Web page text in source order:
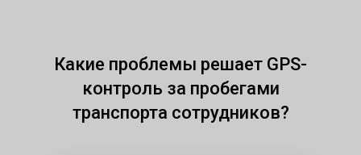
Какие проблемы решает GPS-
контроль за пробегами
транспорта сотрудников?